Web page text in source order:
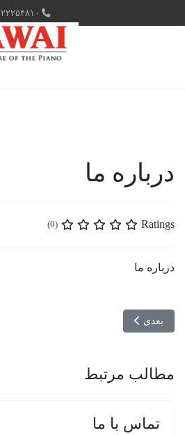
۲۲۲۵۴۸۱۰
درباره ما
Ratings
(0)
درباره ما
مطلب بعدی: نمایندگی فروش
بعدی
مطالب مرتبط
تماس با ما